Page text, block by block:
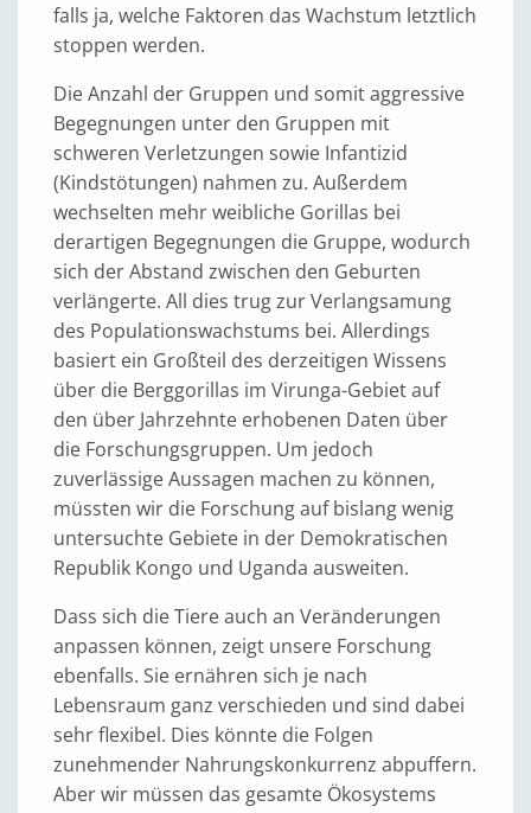
falls ja, welche Faktoren das Wachstum letztlich
stoppen werden.
Die Anzahl der Gruppen und somit aggressive
Begegnungen unter den Gruppen mit
schweren Verletzungen sowie Infantizid
(Kindstötungen) nahmen zu. Außerdem
wechselten mehr weibliche Gorillas bei
derartigen Begegnungen die Gruppe, wodurch
sich der Abstand zwischen den Geburten
verlängerte. All dies trug zur Verlangsamung
des Populationswachstums bei. Allerdings
basiert ein Großteil des derzeitigen Wissens
über die Berggorillas im Virunga-Gebiet auf
den über Jahrzehnte erhobenen Daten über
die Forschungsgruppen. Um jedoch
zuverlässige Aussagen machen zu können,
müssten wir die Forschung auf bislang wenig
untersuchte Gebiete in der Demokratischen
Republik Kongo und Uganda ausweiten.
Dass sich die Tiere auch an Veränderungen
anpassen können, zeigt unsere Forschung
ebenfalls. Sie ernähren sich je nach
Lebensraum ganz verschieden und sind dabei
sehr flexibel. Dies könnte die Folgen
zunehmender Nahrungskonkurrenz abpuffern.
Aber wir müssen das gesamte Ökosystems